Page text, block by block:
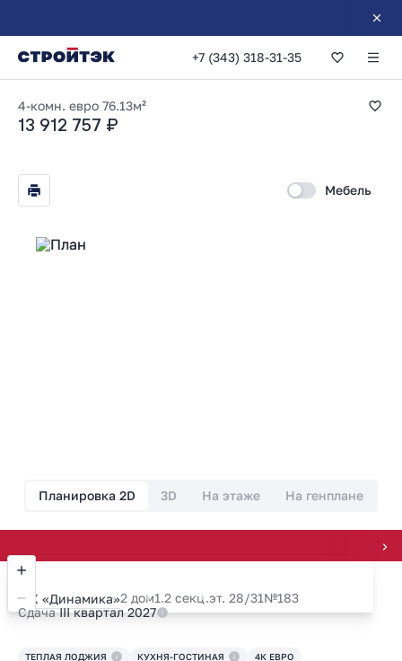
+7 (343) 318-31-35
3-комнатная
4-комн. евро 76.13м²
13 912 757 ₽
Всегда на
Мебель
Планировка 2D 3D На этаже На генплане
ЖК «Динамика»2 дом1.2 секц.эт. 28/31№183
СдачаIII квартал 2027
ТЕПЛАЯ ЛОДЖИЯ КУХНЯ-ГОСТИНАЯ
4К ЕВРО